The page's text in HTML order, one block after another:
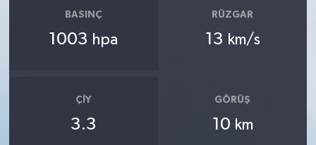
BASINÇ
1003 hpa
RÜZGAR
13 km/s
ÇIY
3.3
GÖRÜŞ
10 km